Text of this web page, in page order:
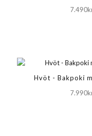
Hvöt - Bakpoki